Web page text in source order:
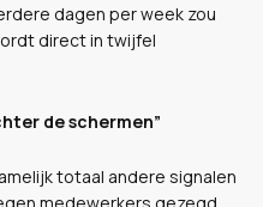
dagen per week zou
direct in twijfel
de schermen”
totaal andere signalen